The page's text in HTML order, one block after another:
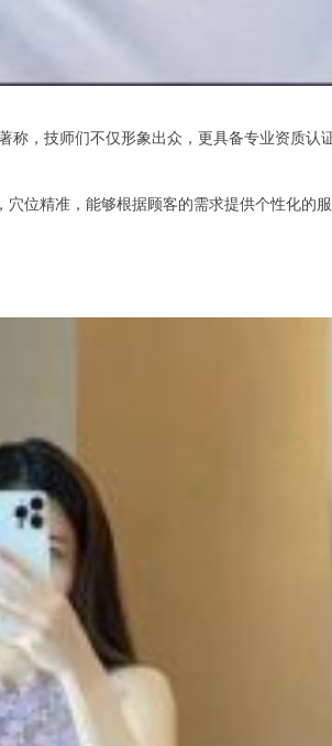
，技师们不仅形象出众，更具备专业资质认证
精准，能够根据顾客的需求提供个性化的服